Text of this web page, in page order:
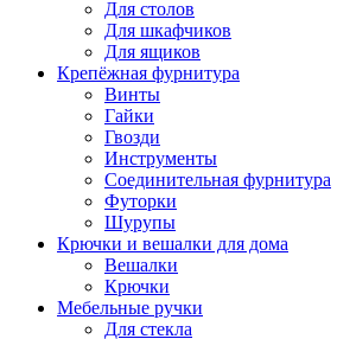
Для столов
Для шкафчиков
Для ящиков
Крепёжная фурнитура
Винты
Гайки
Гвозди
Инструменты
Соединительная фурнитура
Футорки
Шурупы
Крючки и вешалки для дома
Вешалки
Крючки
Мебельные ручки
Для стекла